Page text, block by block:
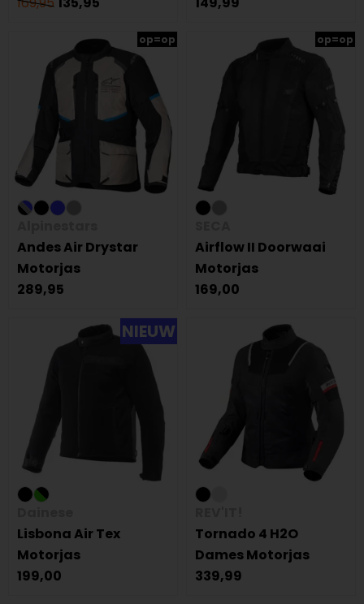
op=op
Andes Air Drystar
Motorjas
289,95
op=op
Airflow II Doorwaai
Motorjas
169,00
NIEUW
Lisbona Air Tex
Motorjas
199,00
Tornado 4 H2O
Dames Motorjas
339,99